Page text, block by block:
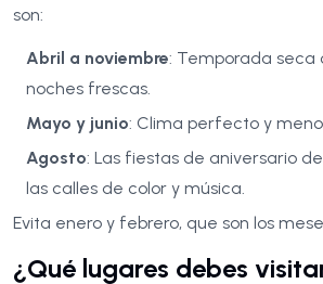
son:
Abril a noviembre: Temporada seca
noches frescas.
Mayo y junio: Clima perfecto y
Agosto: Las fiestas de aniversario
las calles de color y música.
Evita enero y febrero, que son los
¿Qué lugares debes